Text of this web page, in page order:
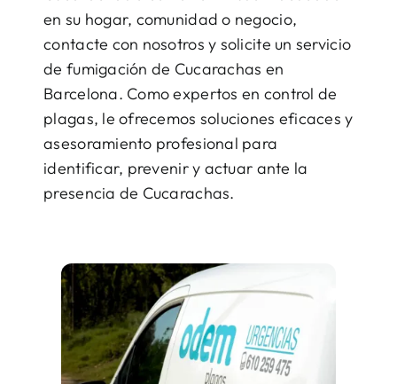
en su hogar, comunidad o negocio,
contacte con nosotros y solicite un servicio
de fumigación de Cucarachas en
Barcelona. Como expertos en control de
plagas, le ofrecemos soluciones eficaces y
asesoramiento profesional para
identificar, prevenir y actuar ante la
presencia de Cucarachas.